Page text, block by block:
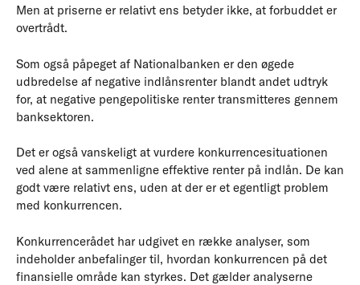
Men at priserne er relativt ens betyder ikke, at forbuddet er
overtrådt.
Som også påpeget af Nationalbanken er den øgede
udbredelse af negative indlånsrenter blandt andet udtryk
for, at negative pengepolitiske renter transmitteres gennem
banksektoren.
Det er også vanskeligt at vurdere konkurrencesituationen
ved alene at sammenligne effektive renter på indlån. De kan
godt være relativt ens, uden at der er et egentligt problem
med konkurrencen.
Konkurrencerådet har udgivet en række analyser, som
indeholder anbefalinger til, hvordan konkurrencen på det
finansielle område kan styrkes. Det gælder analyserne